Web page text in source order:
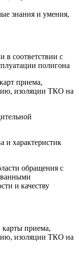
знания и умения,
в соответствии с
полигона
приема,
изоляции ТКО на
и характеристик
обращения с
и качеству
карты приема,
изоляции ТКО на